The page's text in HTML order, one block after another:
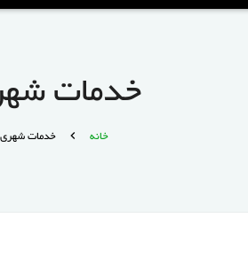
خدمات
خانه خدمات شهری